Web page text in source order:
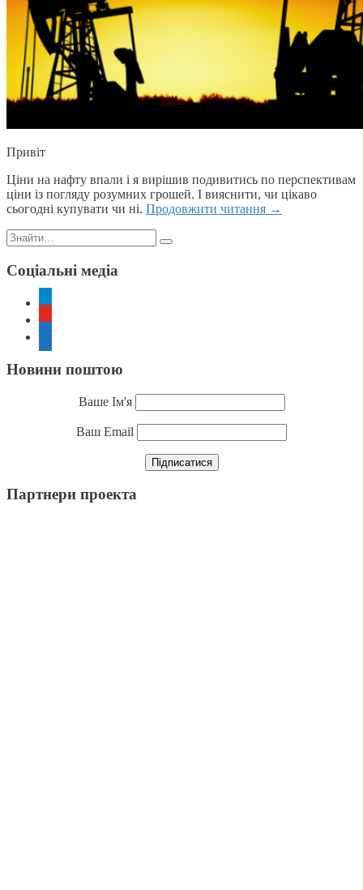
Привіт
Ціни на нафту впали і я вирішив подивитись по перспективам
ціни із погляду розумних грошей. І вияснити, чи цікаво
сьогодні купувати чи ні. Продовжити читання →
Пошук:
Соціальні медіа
Новини поштою
Ваше Ім'я
Ваш Email
Партнери проекта